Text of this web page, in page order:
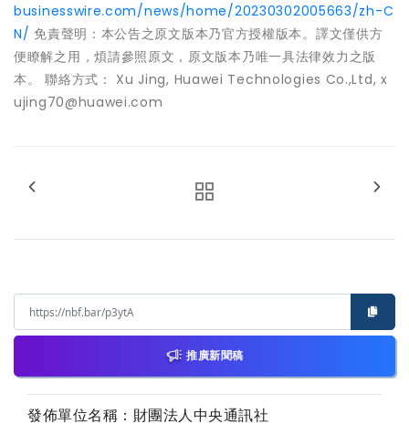
businesswire.com/news/home/20230302005663/zh-C
N/ 免責聲明：本公告之原文版本乃官方授權版本。譯文僅供方
便瞭解之用，煩請參照原文，原文版本乃唯一具法律效力之版
本。 聯絡方式： Xu Jing, Huawei Technologies Co.,Ltd, x
ujing70@huawei.com
推廣新聞稿
發佈單位名稱：財團法人中央通訊社